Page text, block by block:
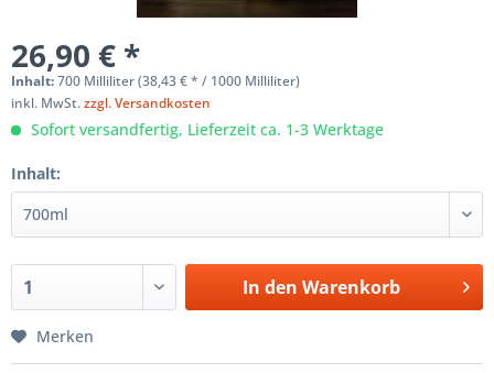
26,90 € *
Inhalt:700 Milliliter (38,43 € * / 1000 Milliliter)
inkl. MwSt.zzgl. Versandkosten
Sofort versandfertig, Lieferzeit ca. 1-3 Werktage
Inhalt:
In den Warenkorb
Merken